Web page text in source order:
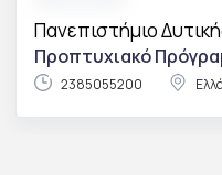
Πανεπιστήμιο
Προπτυχιακό
2385055200